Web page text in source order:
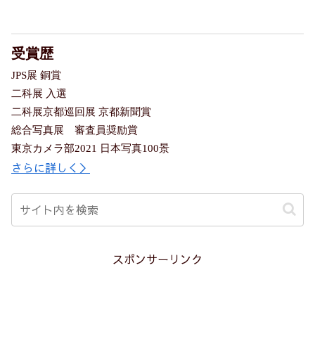
受賞歴
JPS展 銅賞
二科展 入選
二科展京都巡回展 京都新聞賞
総合写真展 審査員奨励賞
東京カメラ部2021 日本写真100景
さらに詳しく＞
スポンサーリンク